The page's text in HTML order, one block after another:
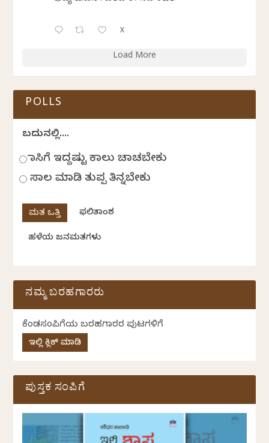
X
Load More
POLLS
ಬದುಕಿನಲ್ಲಿ....
ಹಾಸಿಗೆ ಇದ್ದಷ್ಟು ಕಾಲು ಚಾಚಬೇಕು
ಸಾಲ ಮಾಡಿ ತುಪ್ಪ ತಿನ್ನಬೇಕು
ಫಲಿತಾಂಶ
ಹಳೆಯ ಜನಮತಗಳು
ನಮ್ಮ ಬರಹಗಾರರು
ಕೆಂಡಸಂಪಿಗೆಯ ಬರಹಗಾರರ ಪುಟಗಳಿಗೆ
ಇಲ್ಲಿ ಕ್ಲಿಕ್ ಮಾಡಿ
ಪುಸ್ತಕ ಸಂಪಿಗೆ